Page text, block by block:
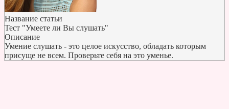
Название статьи
Тест "Умеете ли Вы слушать"
Описание
Умение слушать - это целое искусство, обладать которым
присуще не всем. Проверьте себя на это уменье.